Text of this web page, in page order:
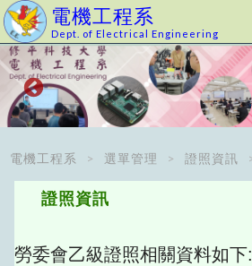
電機工程系
Dept. of Electrical Engineering
電機工程系 選單管理 證照資訊
證照資訊
勞委會乙級證照相關資料如下: